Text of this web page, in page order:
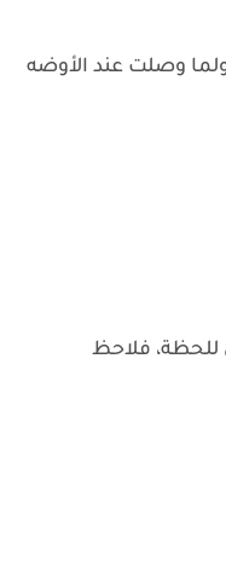
وصلت عند الأوضه
للحظة، فلاحظ